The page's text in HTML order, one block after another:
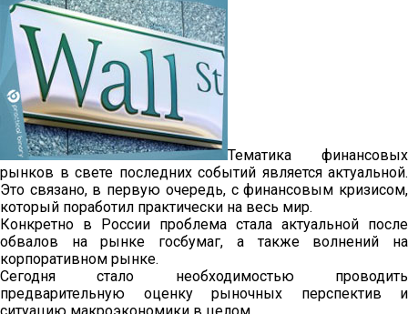
Тематика финансовых
рынков в свете последних событий является актуальной.
Это связано, в первую очередь, с финансовым кризисом,
который поработил практически на весь мир.
Конкретно в России проблема стала актуальной после
обвалов на рынке госбумаг, а также волнений на
корпоративном рынке.
Сегодня стало необходимостью проводить
предварительную оценку рыночных перспектив и